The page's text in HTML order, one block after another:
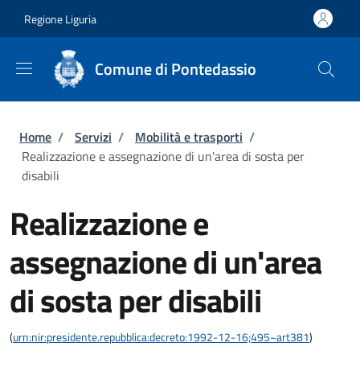
Regione Liguria
Comune di Pontedassio
Briciole di pane
Home / Servizi / Mobilità e trasporti /
Realizzazione e assegnazione di un'area di sosta per
disabili
Realizzazione e
assegnazione di un'area
di sosta per disabili
(urn:nir:presidente.repubblica:decreto:1992-12-16;495~art381)